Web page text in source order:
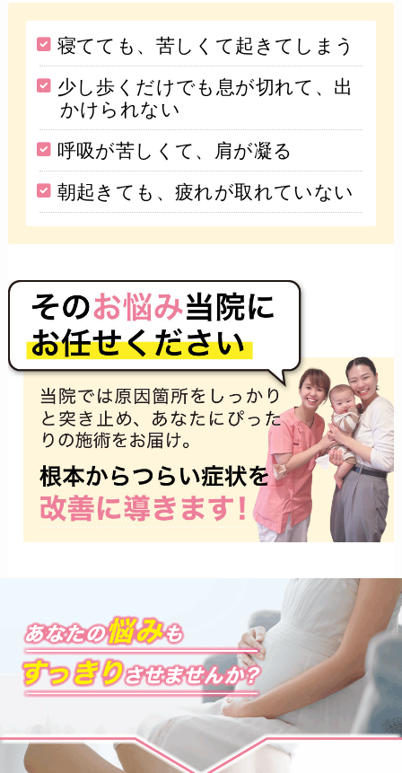
寝てても、苦しくて起きてしまう
少し歩くだけでも息が切れて、出
かけられない
呼吸が苦しくて、肩が凝る
朝起きても、疲れが取れていない